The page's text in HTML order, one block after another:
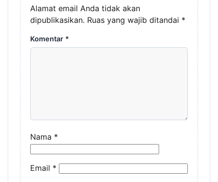
Alamat email Anda tidak akan
dipublikasikan. Ruas yang wajib ditandai *
Komentar *
Nama *
Email *